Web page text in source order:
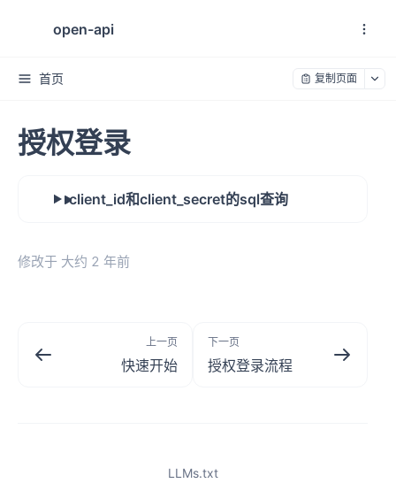
open-api
首页 复制页面
授权登录
client_id和client_secret的sql查询
修改于 大约 2 年前
上一页
快速开始
下一页
授权登录流程
LLMs.txt